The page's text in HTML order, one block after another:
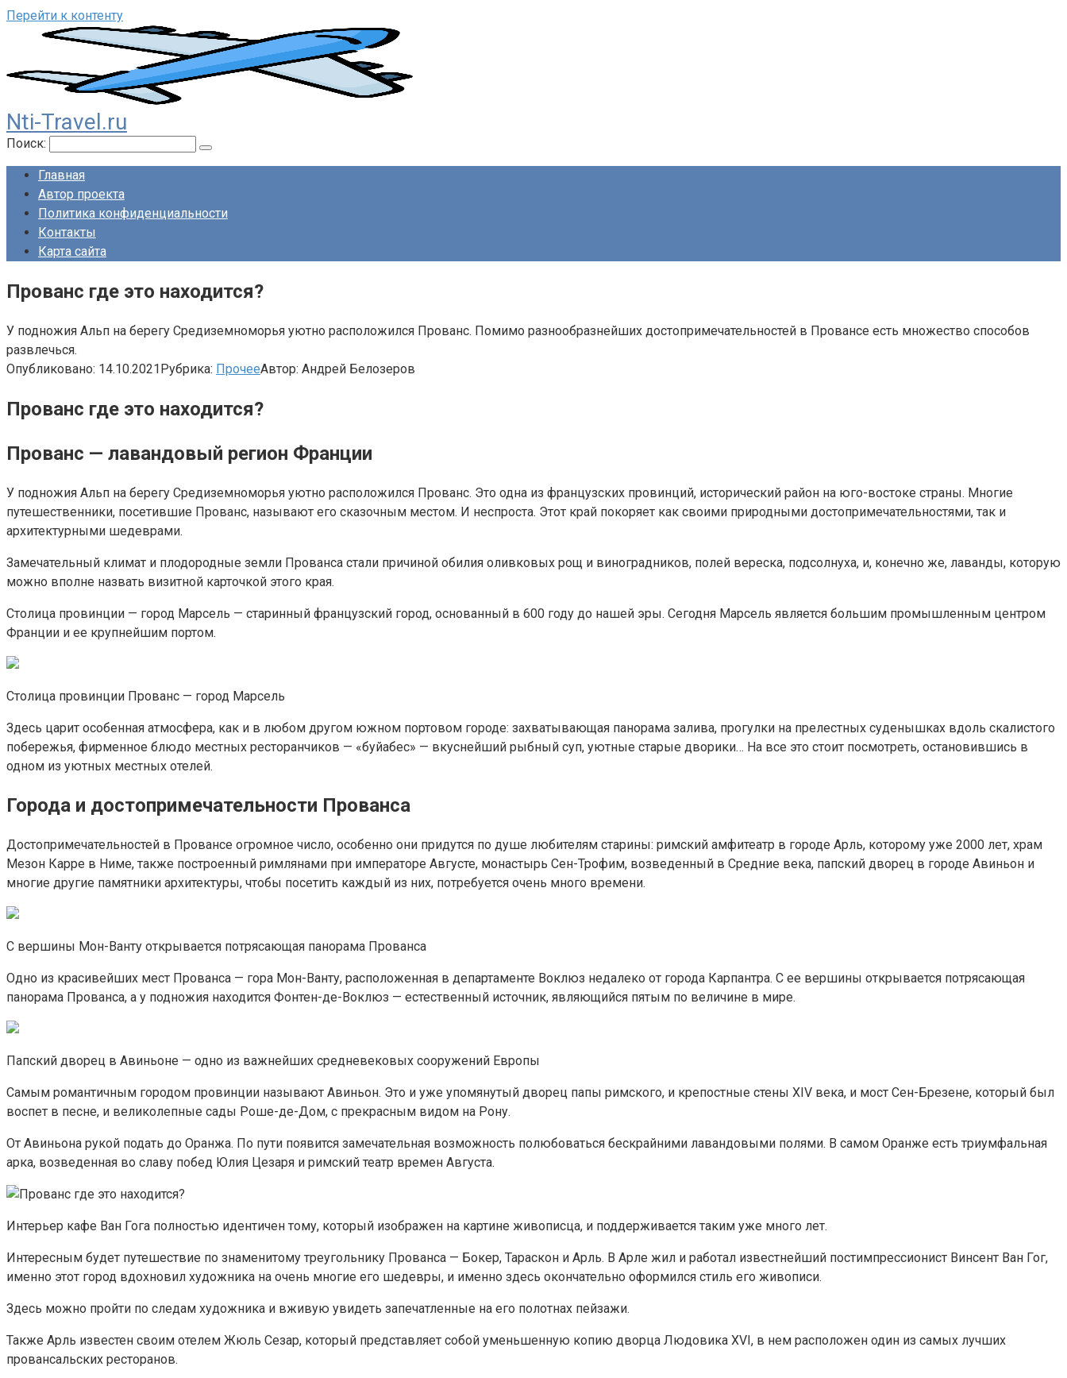
Перейти к контенту
Nti-Travel.ru
Поиск:
Главная
Автор проекта
Политика конфиденциальности
Контакты
Карта сайта
Прованс где это находится?
У подножия Альп на берегу Средиземноморья уютно расположился Прованс. Помимо разнообразнейших достопримечательностей в Провансе есть множество способов
развлечься.
Опубликовано: 14.10.2021Рубрика: ПрочееАвтор: Андрей Белозеров
Прованс где это находится?
Прованс — лавандовый регион Франции
У подножия Альп на берегу Средиземноморья уютно расположился Прованс. Это одна из французских провинций, исторический район на юго-востоке страны. Многие
путешественники, посетившие Прованс, называют его сказочным местом. И неспроста. Этот край покоряет как своими природными достопримечательностями, так и
архитектурными шедеврами.
Замечательный климат и плодородные земли Прованса стали причиной обилия оливковых рощ и виноградников, полей вереска, подсолнуха, и, конечно же, лаванды, которую
можно вполне назвать визитной карточкой этого края.
Столица провинции — город Марсель — старинный французский город, основанный в 600 году до нашей эры. Сегодня Марсель является большим промышленным центром
Франции и ее крупнейшим портом.
Столица провинции Прованс — город Марсель
Здесь царит особенная атмосфера, как и в любом другом южном портовом городе: захватывающая панорама залива, прогулки на прелестных суденышках вдоль скалистого
побережья, фирменное блюдо местных ресторанчиков — «буйабес» — вкуснейший рыбный суп, уютные старые дворики… На все это стоит посмотреть, остановившись в
одном из уютных местных отелей.
Города и достопримечательности Прованса
Достопримечательностей в Провансе огромное число, особенно они придутся по душе любителям старины: римский амфитеатр в городе Арль, которому уже 2000 лет, храм
Мезон Карре в Ниме, также построенный римлянами при императоре Августе, монастырь Сен-Трофим, возведенный в Средние века, папский дворец в городе Авиньон и
многие другие памятники архитектуры, чтобы посетить каждый из них, потребуется очень много времени.
С вершины Мон-Ванту открывается потрясающая панорама Прованса
Одно из красивейших мест Прованса — гора Мон-Ванту, расположенная в департаменте Воклюз недалеко от города Карпантра. С ее вершины открывается потрясающая
панорама Прованса, а у подножия находится Фонтен-де-Воклюз — естественный источник, являющийся пятым по величине в мире.
Папский дворец в Авиньоне — одно из важнейших средневековых сооружений Европы
Самым романтичным городом провинции называют Авиньон. Это и уже упомянутый дворец папы римского, и крепостные стены XIV века, и мост Сен-Брезене, который был
воспет в песне, и великолепные сады Роше-де-Дом, с прекрасным видом на Рону.
От Авиньона рукой подать до Оранжа. По пути появится замечательная возможность полюбоваться бескрайними лавандовыми полями. В самом Оранже есть триумфальная
арка, возведенная во славу побед Юлия Цезаря и римский театр времен Августа.
Интерьер кафе Ван Гога полностью идентичен тому, который изображен на картине живописца, и поддерживается таким уже много лет.
Интересным будет путешествие по знаменитому треугольнику Прованса — Бокер, Тараскон и Арль. В Арле жил и работал известнейший постимпрессионист Винсент Ван Гог,
именно этот город вдохновил художника на очень многие его шедевры, и именно здесь окончательно оформился стиль его живописи.
Здесь можно пройти по следам художника и вживую увидеть запечатленные на его полотнах пейзажи.
Также Арль известен своим отелем Жюль Сезар, который представляет собой уменьшенную копию дворца Людовика XVI, в нем расположен один из самых лучших
провансальских ресторанов.